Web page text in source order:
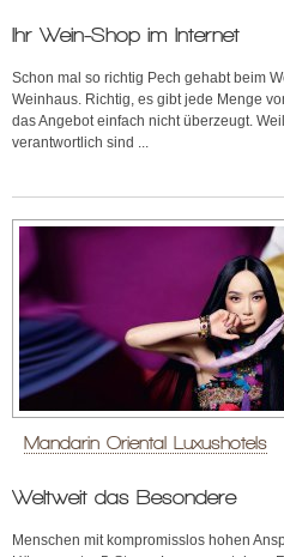
Ihr Wein-Shop im Internet
Schon mal so richtig Pech gehabt beim
Weinhaus. Richtig, es gibt jede Menge
das Angebot einfach nicht überzeugt.
verantwortlich sind ...
Mandarin Oriental Luxushotels
Weltweit das Besondere
Menschen mit kompromisslos hohen